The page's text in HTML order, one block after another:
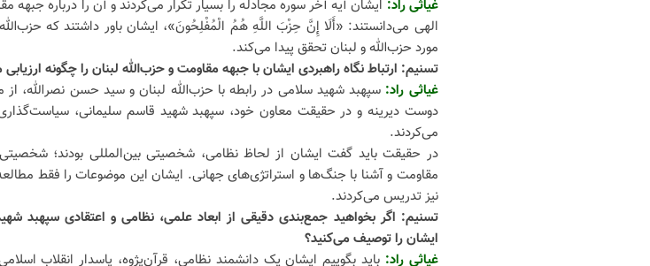
غیاثی راد: ایشان آیه آخر سوره مجادله را بسیار تکرار می‌کردند و آن را درباره جبهه
الهی می‌دانستند: «أَلَا إِنَّ حِزْبَ اللَّهِ هُمُ الْمُفْلِحُونَ»، ایشان باور داشتند که
مورد حزب‌الله و لبنان تحقق پیدا می‌کند.
تسنیم: ارتباط نگاه راهبردی ایشان با جبهه مقاومت و حزب‌الله لبنان را چگونه
غیاثی راد: سپهبد شهید سلامی در رابطه با حزب‌الله لبنان و سید حسن نصرالله،
دوست دیرینه و در حقیقت معاون خود، سپهبد شهید قاسم سلیمانی، سیاست‌گذاری
می‌کردند.
در حقیقت باید گفت ایشان از لحاظ نظامی، شخصیتی بین‌المللی بودند؛
مقاومت و آشنا با جنگ‌ها و استراتژی‌های جهانی. ایشان این موضوعات را فقط
نیز تدریس می‌کردند.
تسنیم: اگر بخواهید جمع‌بندی دقیقی از ابعاد علمی، نظامی و اعتقادی سپهبد
ایشان را توصیف می‌کنید؟
غیاثی راد: باید بگوییم ایشان یک دانشمند نظامی، قرآن‌پژوه، پاسدار انقلاب